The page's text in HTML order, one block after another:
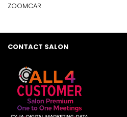
ZOOMCAR
CONTACT SALON